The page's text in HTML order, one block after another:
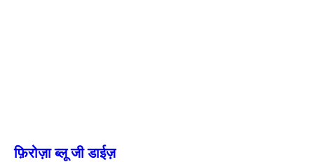
फ़िरोज़ा ब्लू जी डाईज़